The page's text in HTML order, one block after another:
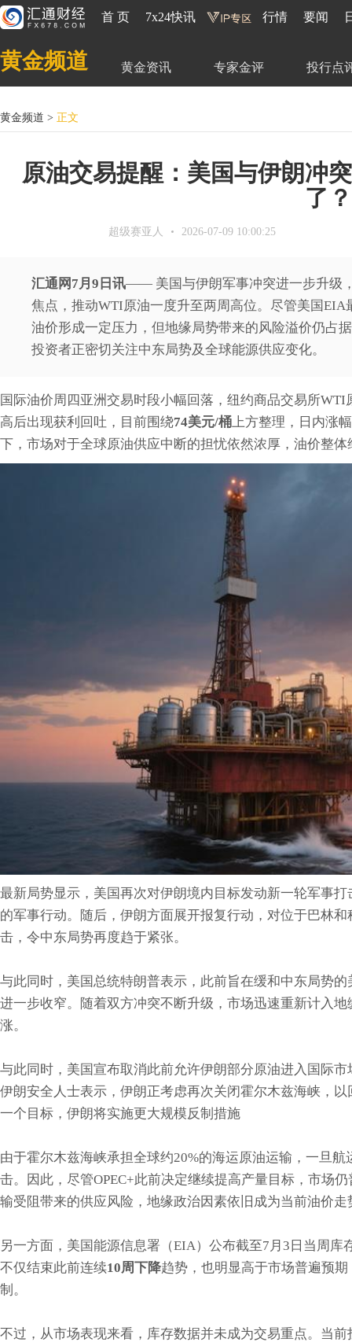
首 页 7x24快讯 行情 要闻
黄金频道 黄金资讯 专家金评 投行点
黄金频道 > 正文
原油交易提醒：美国与伊朗冲
了？
超级赛亚人 2026-07-09 10:00:25
汇通网7月9日讯—— 美国与伊朗军事冲突进一步升级
焦点，推动WTI原油一度升至两周高位。尽管美国
油价形成一定压力，但地缘局势带来的风险溢价仍占
投资者正密切关注中东局势及全球能源供应变化。
国际油价周四亚洲交易时段小幅回落，纽约商品交易所WTI
高后出现获利回吐，目前围绕74美元/桶上方整理，日内涨
下，市场对于全球原油供应中断的担忧依然浓厚，油价整
最新局势显示，美国再次对伊朗境内目标发动新一轮军事
的军事行动。随后，伊朗方面展开报复行动，对位于巴林
击，令中东局势再度趋于紧张。
与此同时，美国总统特朗普表示，此前旨在缓和中东局势
进一步收窄。随着双方冲突不断升级，市场迅速重新计入
涨。
与此同时，美国宣布取消此前允许伊朗部分原油进入国际
伊朗安全人士表示，伊朗正考虑再次关闭霍尔木兹海峡，
一个目标，伊朗将实施更大规模反制措施
由于霍尔木兹海峡承担全球约20%的海运原油运输，一旦
击。因此，尽管OPEC+此前决定继续提高产量目标，市场
输受阻带来的供应风险，地缘政治因素依旧成为当前油价
另一方面，美国能源信息署（EIA）公布截至7月3日当周
不仅结束此前连续10周下降趋势，也明显高于市场普遍预
制。
不过，从市场表现来看，库存数据并未成为交易重点。当